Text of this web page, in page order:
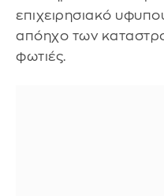
επιχειρησιακό
απόηχο των
φωτιές.